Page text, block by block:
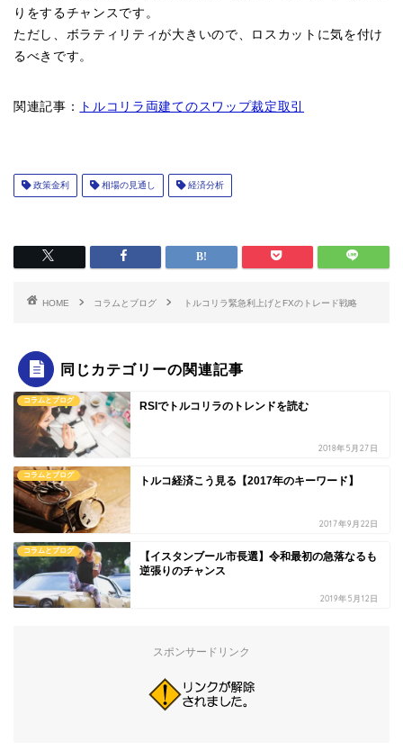
りをするチャンスです。
ただし、ボラティリティが大きいので、ロスカットに気を付け
るべきです。
関連記事： トルコリラ両建てのスワップ裁定取引
政策金利 相場の見通し 経済分析
HOME コラムとブログ トルコリラ緊急利上げとFXのトレード戦略
同じカテゴリーの関連記事
コラムとブログ RSIでトルコリラのトレンドを読む
2018年5月27日
コラムとブログ トルコ経済こう見る【2017年のキーワード】
2017年9月22日
コラムとブログ
【イスタンブール市長選】令和最初の急落なるも
逆張りのチャンス
2019年5月12日
スポンサードリンク